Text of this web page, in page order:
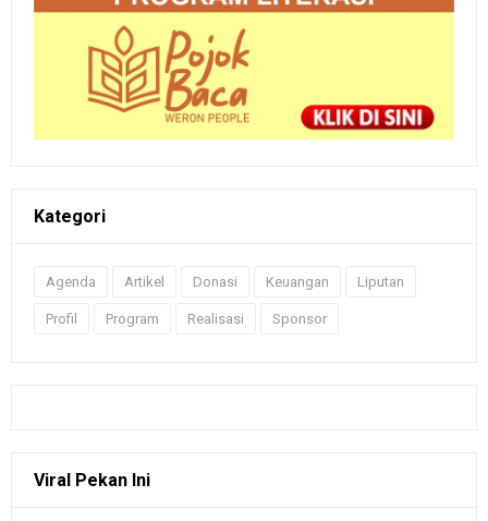
Kategori
Agenda Artikel Donasi Keuangan Liputan
Profil Program Realisasi Sponsor
Viral Pekan Ini